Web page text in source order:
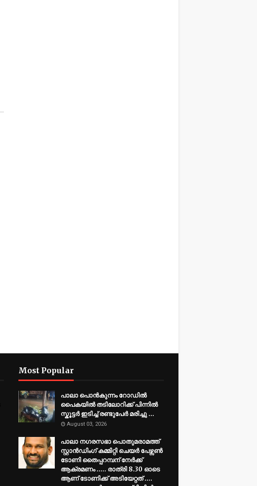
Most Popular
പാലാ പൊൻകുന്നം റോഡിൽ
പൈകയിൽ തടിലോറിക്ക് പിന്നിൽ
സ്കൂട്ടർ ഇടിച്ച് രണ്ടുപേർ മരിച്ചു ...
August 03, 2026
പാലാ നഗരസഭാ പൊതുമരാമത്ത്
സ്റ്റാൻഡിംഗ് കമ്മിറ്റി ചെയർ പേഴ്സൺ
ടോണി തൈപ്പറമ്പന് നേർക്ക്
ആക്രമണം ..... രാത്രി 8.30 ഓടെ
ആണ് ടോണിക്ക് അടിയേറ്റത് ....